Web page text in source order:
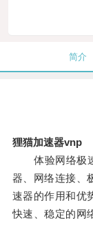
简介
狸猫加速器vnp
体验网络极速
器、网络连接、
速器的作用和优
快速、稳定的网